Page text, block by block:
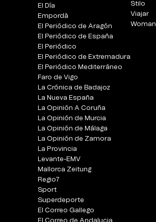
El Día
Empordà
El Periódico de Aragón
El Periódico de España
El Periódico
El Periódico de Extremadura
El Periódico Mediterráneo
Faro de Vigo
La Crónica de Badajoz
La Nueva España
La Opinión A Coruña
La Opinión de Murcia
La Opinión de Málaga
La Opinión de Zamora
La Provincia
Levante-EMV
Mallorca Zeitung
Regio7
Sport
Superdeporte
El Correo Gallego
Stilo
Viajar
Woman